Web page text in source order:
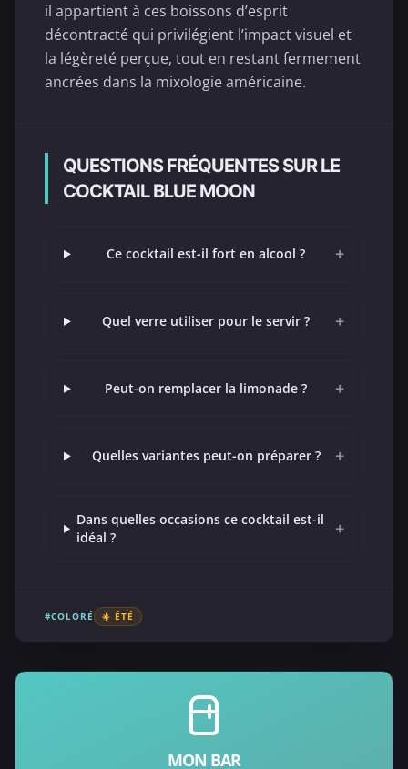
il appartient à ces boissons d’esprit
décontracté qui privilégient l’impact visuel et
la légèreté perçue, tout en restant fermement
ancrées dans la mixologie américaine.
QUESTIONS FRÉQUENTES SUR LE
COCKTAIL BLUE MOON
Ce cocktail est-il fort en alcool ? +
Quel verre utiliser pour le servir ? +
Peut-on remplacer la limonade ? +
Quelles variantes peut-on préparer ? +
Dans quelles occasions ce cocktail est-il
idéal ?
+
#COLORÉ ☀️ ÉTÉ
MON BAR